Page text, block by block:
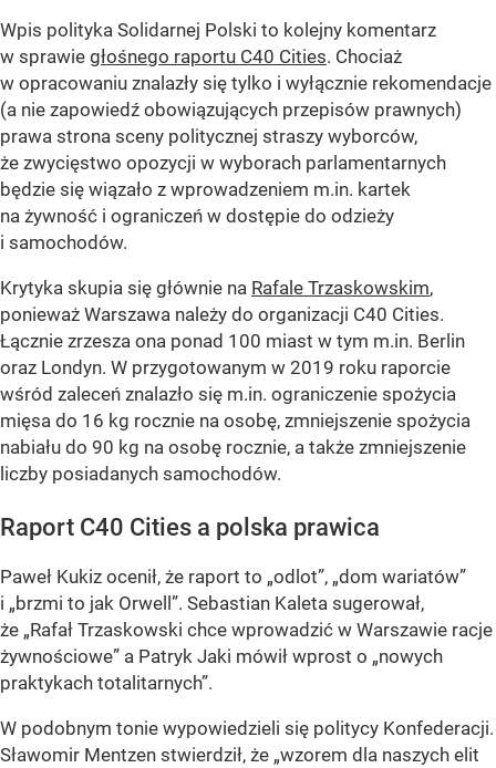
Wpis polityka Solidarnej Polski to kolejny komentarz
w sprawie głośnego raportu C40 Cities. Chociaż
w opracowaniu znalazły się tylko i wyłącznie rekomendacje
(a nie zapowiedź obowiązujących przepisów prawnych)
prawa strona sceny politycznej straszy wyborców,
że zwycięstwo opozycji w wyborach parlamentarnych
będzie się wiązało z wprowadzeniem m.in. kartek
na żywność i ograniczeń w dostępie do odzieży
i samochodów.
Krytyka skupia się głównie na Rafale Trzaskowskim,
ponieważ Warszawa należy do organizacji C40 Cities.
Łącznie zrzesza ona ponad 100 miast w tym m.in. Berlin
oraz Londyn. W przygotowanym w 2019 roku raporcie
wśród zaleceń znalazło się m.in. ograniczenie spożycia
mięsa do 16 kg rocznie na osobę, zmniejszenie spożycia
nabiału do 90 kg na osobę rocznie, a także zmniejszenie
liczby posiadanych samochodów.
Raport C40 Cities a polska prawica
Paweł Kukiz ocenił, że raport to „odlot”, „dom wariatów”
i „brzmi to jak Orwell”. Sebastian Kaleta sugerował,
że „Rafał Trzaskowski chce wprowadzić w Warszawie racje
żywnościowe” a Patryk Jaki mówił wprost o „nowych
praktykach totalitarnych”.
W podobnym tonie wypowiedzieli się politycy Konfederacji.
Sławomir Mentzen stwierdził, że „wzorem dla naszych elit